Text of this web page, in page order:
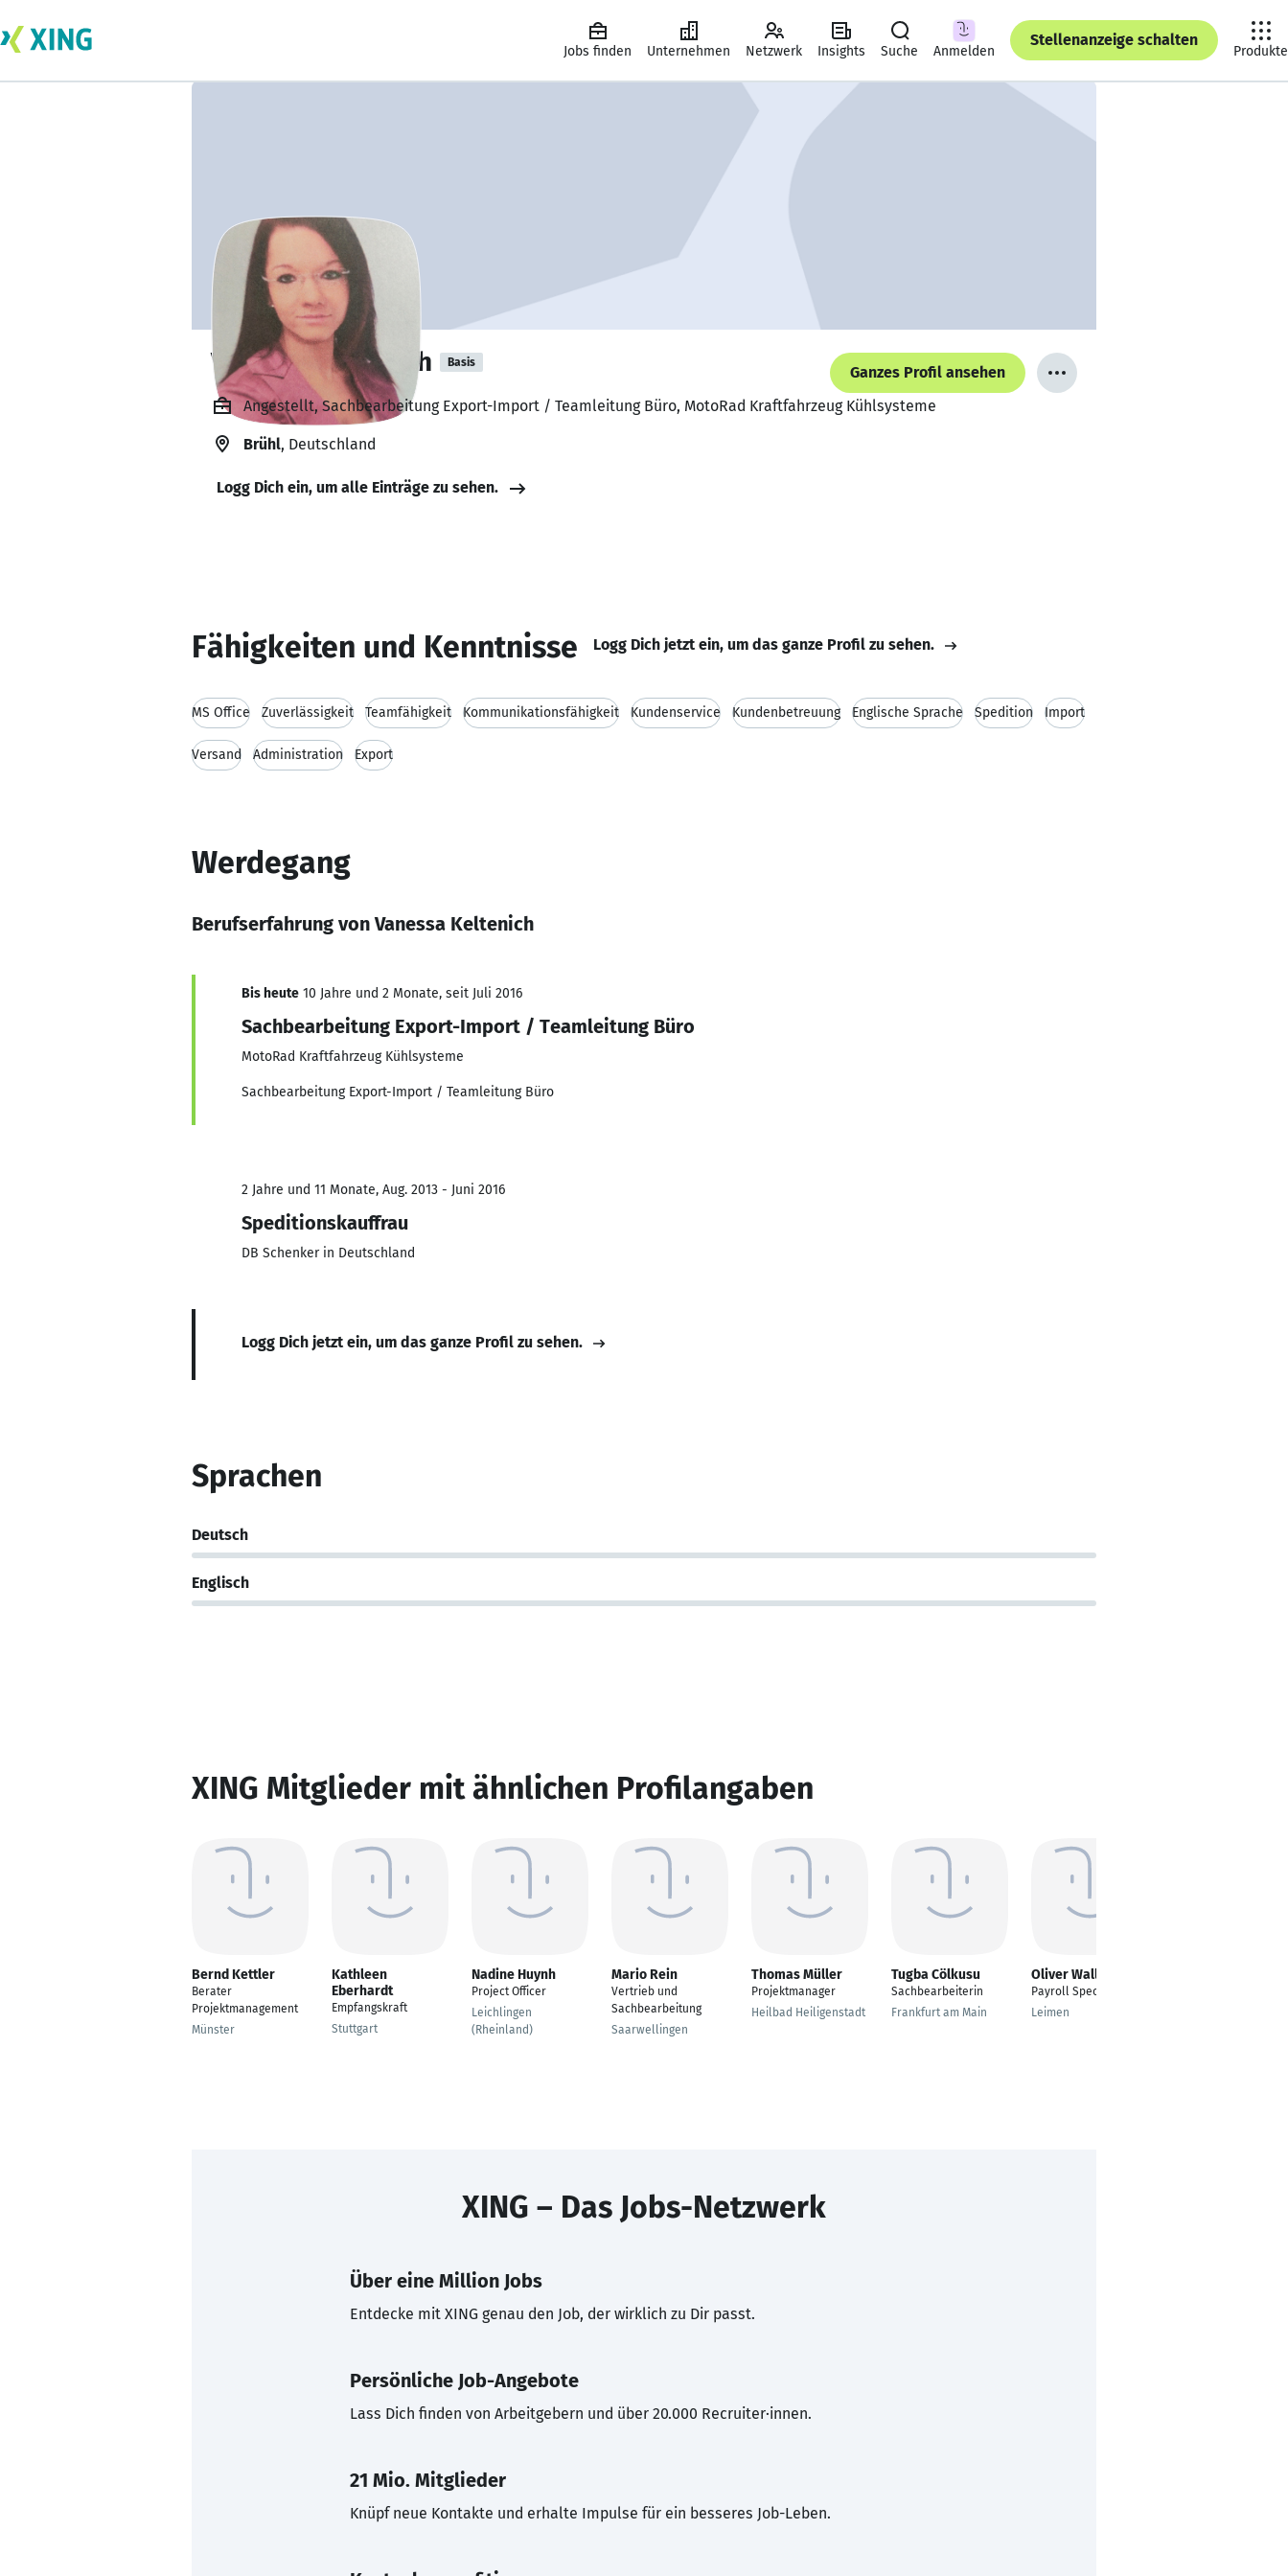
Jobs finden Unternehmen Netzwerk Insights Suche Anmelden
Stellenanzeige schalten
Produkte
Vanessa Keltenich Basis
Ganzes Profil ansehen
Angestellt, Sachbearbeitung Export-Import / Teamleitung Büro, MotoRad Kraftfahrzeug Kühlsysteme
Brühl, Deutschland
Logg Dich ein, um alle Einträge zu sehen.
Fähigkeiten und Kenntnisse Logg Dich jetzt ein, um das ganze Profil zu sehen.
MS Office Zuverlässigkeit Teamfähigkeit Kommunikationsfähigkeit Kundenservice Kundenbetreuung Englische Sprache Spedition Import
Versand Administration Export
Werdegang
Berufserfahrung von Vanessa Keltenich
Bis heute 10 Jahre und 2 Monate, seit Juli 2016
Sachbearbeitung Export-Import / Teamleitung Büro
MotoRad Kraftfahrzeug Kühlsysteme
Sachbearbeitung Export-Import / Teamleitung Büro
2 Jahre und 11 Monate, Aug. 2013 - Juni 2016
Speditionskauffrau
DB Schenker in Deutschland
Logg Dich jetzt ein, um das ganze Profil zu sehen.
Sprachen
Deutsch
Englisch
XING Mitglieder mit ähnlichen Profilangaben
Bernd Kettler
Berater
Projektmanagement
Münster
Kathleen
Eberhardt
Empfangskraft
Stuttgart
Nadine Huynh
Project Officer
Leichlingen
(Rheinland)
Mario Rein
Vertrieb und
Sachbearbeitung
Saarwellingen
Thomas Müller
Projektmanager
Heilbad Heiligenstadt
Tugba Cölkusu
Sachbearbeiterin
Frankfurt am Main
Oliver Wallitzer
Payroll Specialist
Leimen
XING – Das Jobs-Netzwerk
Über eine Million Jobs
Entdecke mit XING genau den Job, der wirklich zu Dir passt.
Persönliche Job-Angebote
Lass Dich finden von Arbeitgebern und über 20.000 Recruiter·innen.
21 Mio. Mitglieder
Knüpf neue Kontakte und erhalte Impulse für ein besseres Job-Leben.